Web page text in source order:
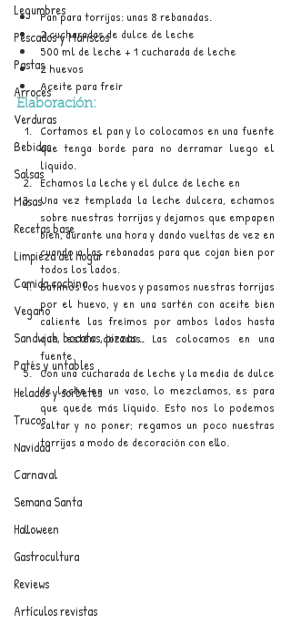
Legumbres
Pescados y Mariscos
Pastas
Arroces
Verduras
Bebidas
Salsas
Masas
Recetas base
Limpieza del hogar
Comida cochina
Vegano
Sandwich, bocatas, pizzas...
Patés y untables
Helados y sorbetes
Trucos
Navidad
Carnaval
Semana Santa
Halloween
Gastrocultura
Reviews
Artículos revistas
Pan para torrijas: unas 8 rebanadas.
2 cucharadas de dulce de leche
500 ml de leche + 1 cucharada de leche
2 huevos
Aceite para freír
Elaboración:
Cortamos el pan y lo colocamos en una fuente
que tenga borde para no derramar luego el
líquido.
Echamos la leche y el dulce de leche en
Una vez templada la leche dulcera, echamos
sobre nuestras torrijas y dejamos que empapen
bien, durante una hora y dando vueltas de vez en
cuando a las rebanadas para que cojan bien por
todos los lados.
Batimos los huevos y pasamos nuestras torrijas
por el huevo, y en una sartén con aceite bien
caliente las freímos por ambos lados hasta
que estén doradas. Las colocamos en una
fuente.
Con una cucharada de leche y la media de dulce
de leche en un vaso, lo mezclamos, es para
que quede más líquido. Esto nos lo podemos
saltar y no poner; regamos un poco nuestras
torrijas a modo de decoración con ello.